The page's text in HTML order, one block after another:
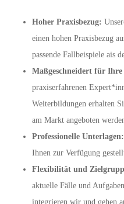
Hoher Praxisbezug:
einen hohen Praxisbezug
passende Fallbeispiele ais
Maßgeschneidert für
praxiserfahrenen
Weiterbildungen erhalten
am Markt angeboten
Professionelle Unterlagen:
Ihnen zur Verfügung
Flexibilität und
aktuelle Fälle und
integrieren wir und gehen